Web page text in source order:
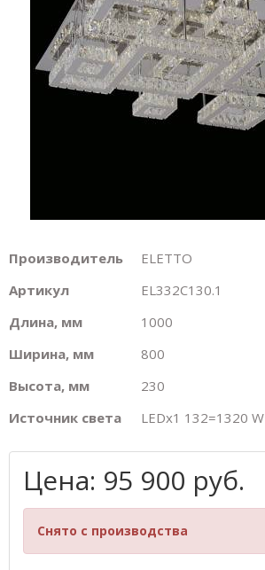
Производитель
ELETTO
Артикул
EL332C130.1
Длина, мм
1000
Ширина, мм
800
Высота, мм
230
Источник света
LEDх1 132=1320 W
Цена: 95 900 руб.
Снято с производства